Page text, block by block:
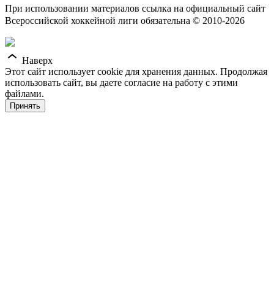
При использовании материалов ссылка на официальный сайт
Всероссийской хоккейной лиги обязательна © 2010-2026
Наверх
Этот сайт использует cookie для хранения данных. Продолжая
использовать сайт, вы даете согласие на работу с этими
файлами.
Принять